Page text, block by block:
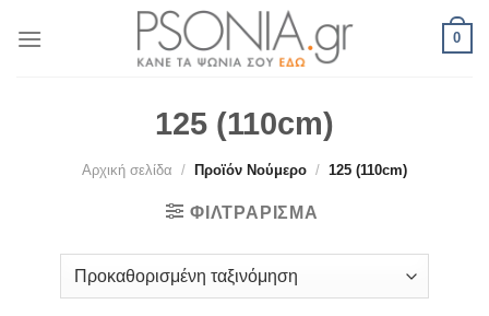
0
125 (110cm)
Αρχική σελίδα / Προϊόν Νούμερο / 125 (110cm)
ΦΙΛΤΡΆΡΙΣΜΑ